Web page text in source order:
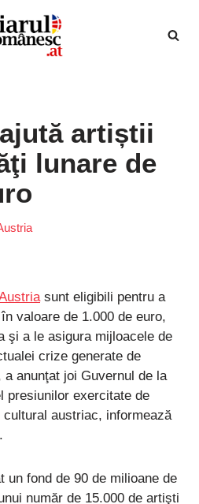
artiștii
lunare de
sunt eligibili pentru a
valoare de 1.000 de euro,
şi a le asigura mijloacele de
crize generate de
a anunţat joi Guvernul de la
presiunilor exercitate de
austriac, informează
.
un fond de 90 de milioane de
număr de 15.000 de artişti